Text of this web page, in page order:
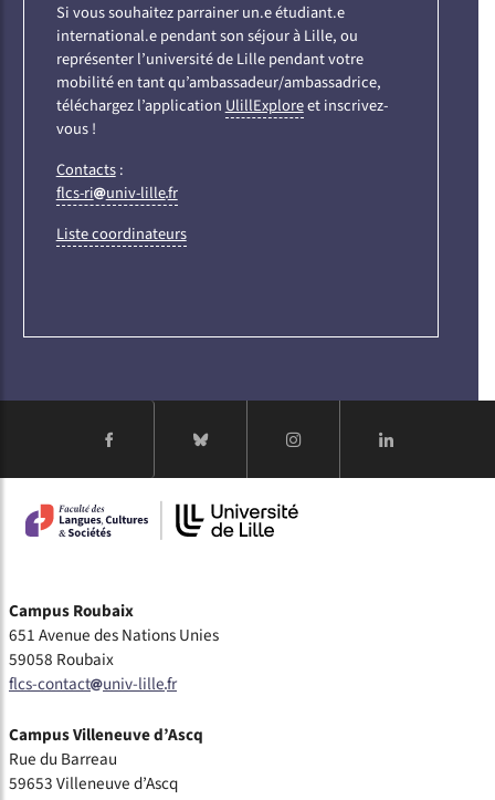
Si vous souhaitez parrainer un.e étudiant.e
international.e pendant son séjour à Lille, ou
représenter l’université de Lille pendant votre
mobilité en tant qu’ambassadeur/ambassadrice,
téléchargez l’applicationUlillExploreet inscrivez-
vous !
Contacts:
flcs-ri univ-lillefr
Liste coordinateurs
Campus Roubaix
651 Avenue des Nations Unies
59058 Roubaix
flcs-contact univ-lillefr
Campus Villeneuve d’Ascq
Rue du Barreau
59653 Villeneuve d’Ascq